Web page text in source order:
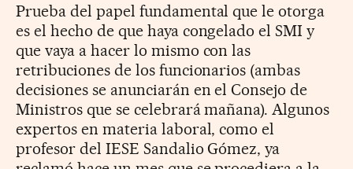
Prueba del papel fundamental que le otorga
es el hecho de que haya congelado el SMI y
que vaya a hacer lo mismo con las
retribuciones de los funcionarios (ambas
decisiones se anunciarán en el Consejo de
Ministros que se celebrará mañana). Algunos
expertos en materia laboral, como el
profesor del IESE Sandalio Gómez, ya